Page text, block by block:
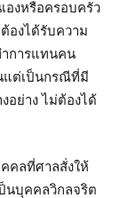
องหรือครอบครัว
องได้รับความ
การแทนคน
แต่เป็นกรณีที่มี
อย่าง ไม่ต้องได้
คลที่ศาลสั่งให้
นบุคคลวิกลจริต